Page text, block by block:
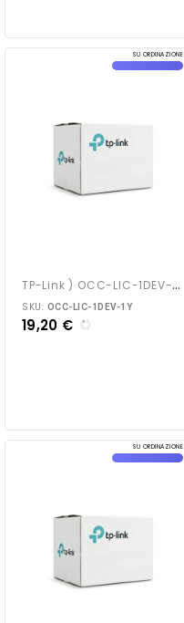
SU ORDINAZIONE
T
P-Link ) OCC-LIC-1DEV-1Y
SKU: OCC-LIC-1DEV-1Y
19,20 €
SU ORDINAZIONE